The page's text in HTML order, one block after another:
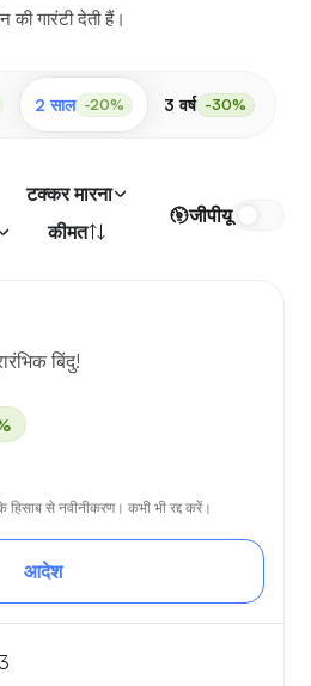
की गारंटी देती हैं।
2 साल -20% 3 वर्ष -30%
टक्कर मारना
कीमत
जीपीयू
बिंदु!
हिसाब से नवीनीकरण। कभी भी रद्द करें।
आदेश